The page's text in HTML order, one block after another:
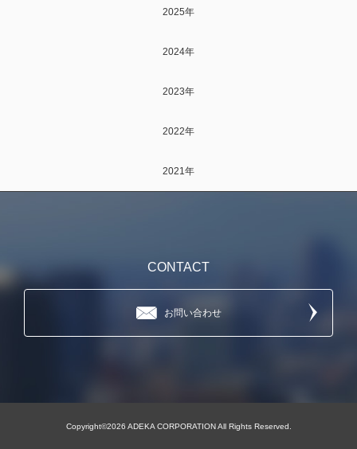
2025年
2024年
2023年
2022年
2021年
CONTACT
お問い合わせ
Copyright©2026 ADEKA CORPORATION All Rights Reserved.